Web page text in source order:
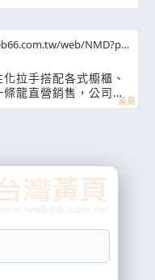
web/NMD?po
拉手搭配各式櫥櫃、
龍直營銷售，公司提
並給客戶最有競爭力